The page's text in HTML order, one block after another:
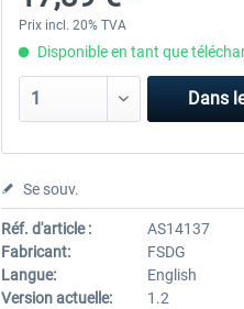
Prix incl. 20% TVA
Disponible en tant que
Dans
Se souv.
Réf. d'article :
AS14137
Fabricant:
FSDG
Langue:
English
Version actuelle:
1.2